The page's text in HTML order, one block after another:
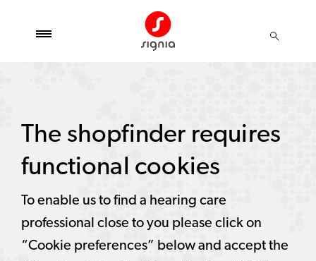
The shopfinder requires
functional cookies
To enable us to find a hearing care
professional close to you please click on
“Cookie preferences” below and accept the